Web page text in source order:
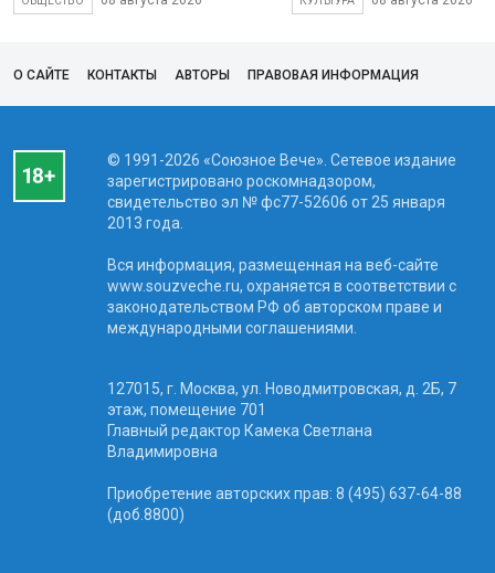
О САЙТЕ КОНТАКТЫ АВТОРЫ ПРАВОВАЯ ИНФОРМАЦИЯ
© 1991-2026 «Союзное Вече». Сетевое издание
зарегистрировано роскомнадзором,
свидетельство эл № фc77-52606 от 25 января
2013 года.
Вся информация, размещенная на веб-сайте
www.souzveche.ru, охраняется в соответствии с
законодательством РФ об авторском праве и
международными соглашениями.
127015, г. Москва, ул. Новодмитровская, д. 2Б, 7
этаж, помещение 701
Главный редактор Камека Светлана
Владимировна
Приобретение авторских прав: 8 (495) 637-64-88
(доб.8800)